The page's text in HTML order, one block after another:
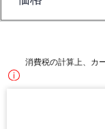
消費税の計算上、カ